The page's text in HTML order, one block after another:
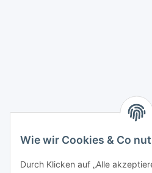
Wie wir Cookies & Co
Durch Klicken auf „Alle